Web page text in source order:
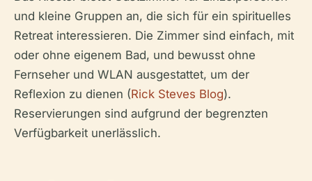
und kleine Gruppen an, die sich für ein spirituelles
Retreat interessieren. Die Zimmer sind einfach, mit
oder ohne eigenem Bad, und bewusst ohne
Fernseher und WLAN ausgestattet, um der
Reflexion zu dienen (Rick Steves Blog).
Reservierungen sind aufgrund der begrenzten
Verfügbarkeit unerlässlich.